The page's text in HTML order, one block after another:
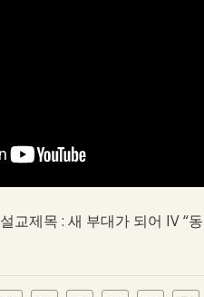
설교제목 : 새 부대가 되어 IV “